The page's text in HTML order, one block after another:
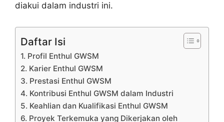
diakui dalam industri ini.
Daftar Isi
1. Profil Enthul GWSM
2. Karier Enthul GWSM
3. Prestasi Enthul GWSM
4. Kontribusi Enthul GWSM dalam Industri
5. Keahlian dan Kualifikasi Enthul GWSM
6. Proyek Terkemuka yang Dikerjakan oleh